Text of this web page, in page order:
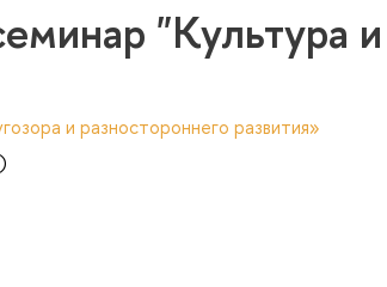
"Культура и
и разностороннего развития»
)